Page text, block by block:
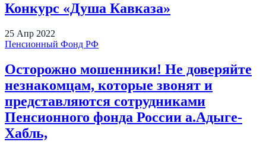
Конкурс «Душа Кавказа»
25 Апр 2022
Пенсионный Фонд РФ
Осторожно мошенники! Не доверяйте
незнакомцам, которые звонят и
представляются сотрудниками
Пенсионного фонда России а.Адыге-
Хабль,